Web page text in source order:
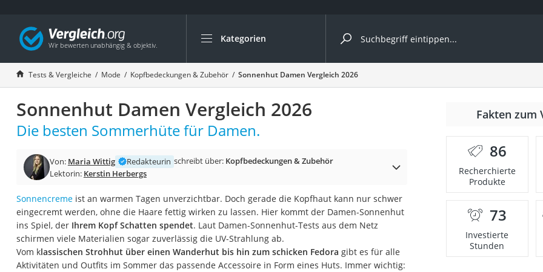
Kategorien
Die beliebtesten Vergleiche nach Kategorie
Mode
Boxershorts
Cellulite-Leggings
Herrensocken
Hausschuhe Herren
Suunto-Uhr
Überzieh-Sonnenbrille
RFID-Blocker
Sneaker Herren
Tests & Vergleiche Mode Kopfbedeckungen & Zubehör Sonnenhut Damen Vergleich 2026
Sonnenhut Damen Vergleich 2026
Die besten Sommerhüte für Damen.
Von: Maria Wittig Redakteurin schreibt über: Kopfbedeckungen & Zubehör
Lektorin: Kerstin Herbergs
Sonnencreme ist an warmen Tagen unverzichtbar. Doch gerade die Kopfhaut kann nur schwer
eingecremt werden, ohne die Haare fettig wirken zu lassen. Hier kommt der Damen-Sonnenhut
ins Spiel, der Ihrem Kopf Schatten spendet. Laut Damen-Sonnenhut-Tests aus dem Netz
schirmen viele Materialien sogar zuverlässig die UV-Strahlung ab.
Vom klassischen Strohhut über einen Wanderhut bis hin zum schicken Fedora gibt es für alle
Aktivitäten und Outfits im Sommer das passende Accessoire in Form eines Huts. Immer wichtig:
Fakten zum
86
Recherchierte
Produkte
73
Investierte
Stunden